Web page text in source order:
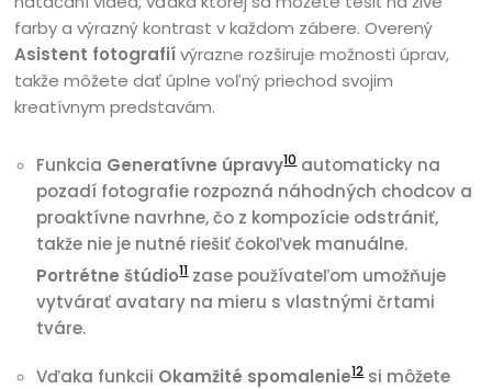
farby a výrazný kontrast v každom zábere. Overený
Asistent fotografiívýrazne rozširuje možnosti úprav,
takže môžete dať úplne voľný priechod svojim
kreatívnym predstavám.
Funkcia Generatívne úpravy10automaticky na
pozadí fotografie rozpozná náhodných chodcov a
proaktívne navrhne, čo z kompozície odstrániť,
takže nie je nutné riešiť čokoľvek manuálne.
Portrétne štúdio11zase používateľom umožňuje
vytvárať avatary na mieru s vlastnými črtami
tváre.
Vďaka funkcii Okamžité spomalenie12si môžete